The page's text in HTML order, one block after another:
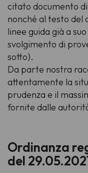
citato documento
nonché al testo del
linee guida già a
svolgimento di
sotto).
Da parte nostra
attentamente la
prudenza e il
fornite dalle
Ordinanza
del